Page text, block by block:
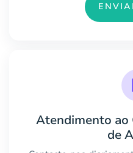
Atendimento ao
de